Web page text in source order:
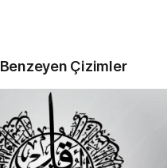
Çizimler